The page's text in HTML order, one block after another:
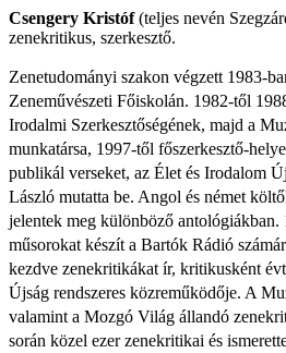
Csengery Kristóf(teljes nevén
zenekritikus, szerkesztő.
Zenetudományi szakon végzett 1983-
Zeneművészeti Főiskolán. 1982-től
Irodalmi Szerkesztőségének, majd a
munkatársa, 1997-től főszerkesztő-
publikál verseket, az Élet és Irodalom
László mutatta be. Angol és német
jelentek meg különböző antológiákban.
műsorokat készít a Bartók Rádió
kezdve zenekritikákat ír, kritikusként
Újság rendszeres közreműködője. A
valamint a Mozgó Világ állandó
során közel ezer zenekritikai és